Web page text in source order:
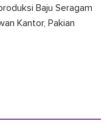
Baju Seragam
Kantor, Pakian